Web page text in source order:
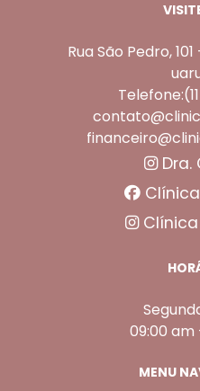
Rua São Pedro,
Dra.
Clínica
09:00 am
MENU